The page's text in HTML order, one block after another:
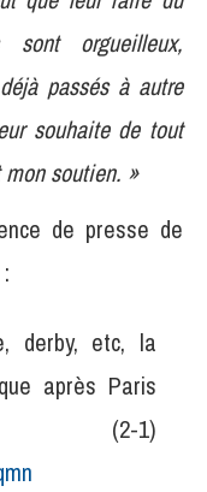
orgueilleux,
passés à autre
souhaite de tout
soutien. »
de presse de
derby, etc, la
après Paris
1)